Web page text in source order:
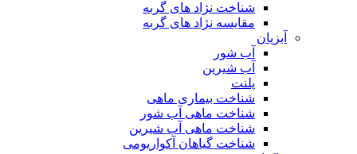
شناخت نژاد های گربه
مقایسه نژاد های گربه
آبزیان
آب شور
آب شیرین
پلنت
شناخت بیماری ماهی
شناخت ماهی آب شور
شناخت ماهی آب شیرین
شناخت گیاهان آکواریومی